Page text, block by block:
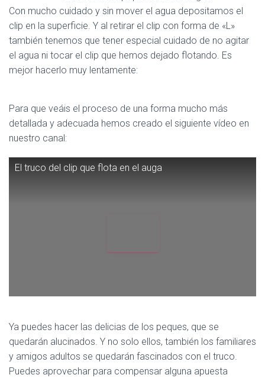
Con mucho cuidado y sin mover el agua depositamos el
clip en la superficie. Y al retirar el clip con forma de «L»
también tenemos que tener especial cuidado de no agitar
el agua ni tocar el clip que hemos dejado flotando. Es
mejor hacerlo muy lentamente:
Para que veáis el proceso de una forma mucho más
detallada y adecuada hemos creado el siguiente vídeo en
nuestro canal:
El truco del clip que flota en el auga
Ya puedes hacer las delicias de los peques, que se
quedarán alucinados. Y no solo ellos, también los familiares
y amigos adultos se quedarán fascinados con el truco.
Puedes aprovechar para compensar alguna apuesta